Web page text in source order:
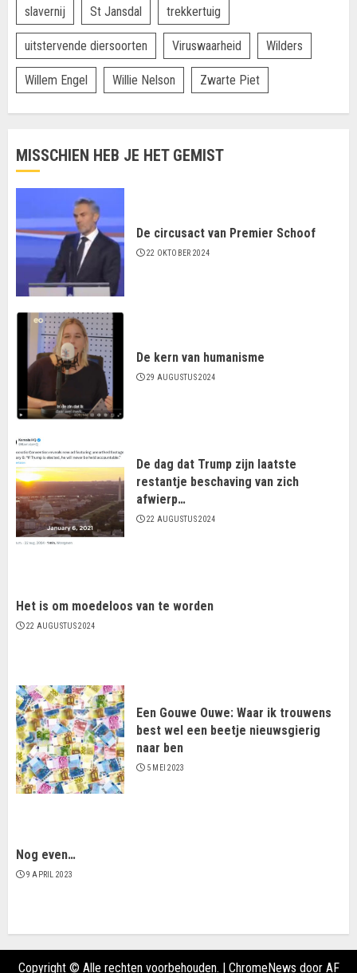
slavernij St Jansdal trekkertuig
uitstervende diersoorten Viruswaarheid Wilders
Willem Engel Willie Nelson Zwarte Piet
MISSCHIEN HEB JE HET GEMIST
De circusact van Premier Schoof
22 OKTOBER 2024
De kern van humanisme
29 AUGUSTUS 2024
De dag dat Trump zijn laatste
restantje beschaving van zich
afwierp…
22 AUGUSTUS 2024
Het is om moedeloos van te worden
22 AUGUSTUS 2024
Een Gouwe Ouwe: Waar ik trouwens
best wel een beetje nieuwsgierig
naar ben
5 MEI 2023
Nog even…
9 APRIL 2023
Copyright © Alle rechten voorbehouden. | ChromeNews door AF